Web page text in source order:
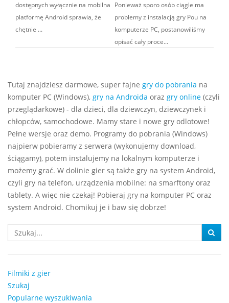
dostępnych wyłącznie na mobilna
platformę Android sprawia, że
chętnie ...
Ponieważ sporo osób ciągle ma
problemy z instalacją gry Pou na
komputerze PC, postanowiliśmy
opisać cały proce...
Tutaj znajdziesz darmowe, super fajne gry do pobrania na
komputer PC (Windows), gry na Androida oraz gry online (czyli
przeglądarkowe) - dla dzieci, dla dziewczyn, dziewczynek i
chłopców, samochodowe. Mamy stare i nowe gry odlotowe!
Pełne wersje oraz demo. Programy do pobrania (Windows)
najpierw pobieramy z serwera (wykonujemy download,
ściągamy), potem instalujemy na lokalnym komputerze i
możemy grać. W dolinie gier są także gry na system Android,
czyli gry na telefon, urządzenia mobilne: na smarftony oraz
tablety. A więc nie czekaj! Pobieraj gry na komputer PC oraz
system Android. Chomikuj je i baw się dobrze!
Filmiki z gier
Szukaj
Popularne wyszukiwania